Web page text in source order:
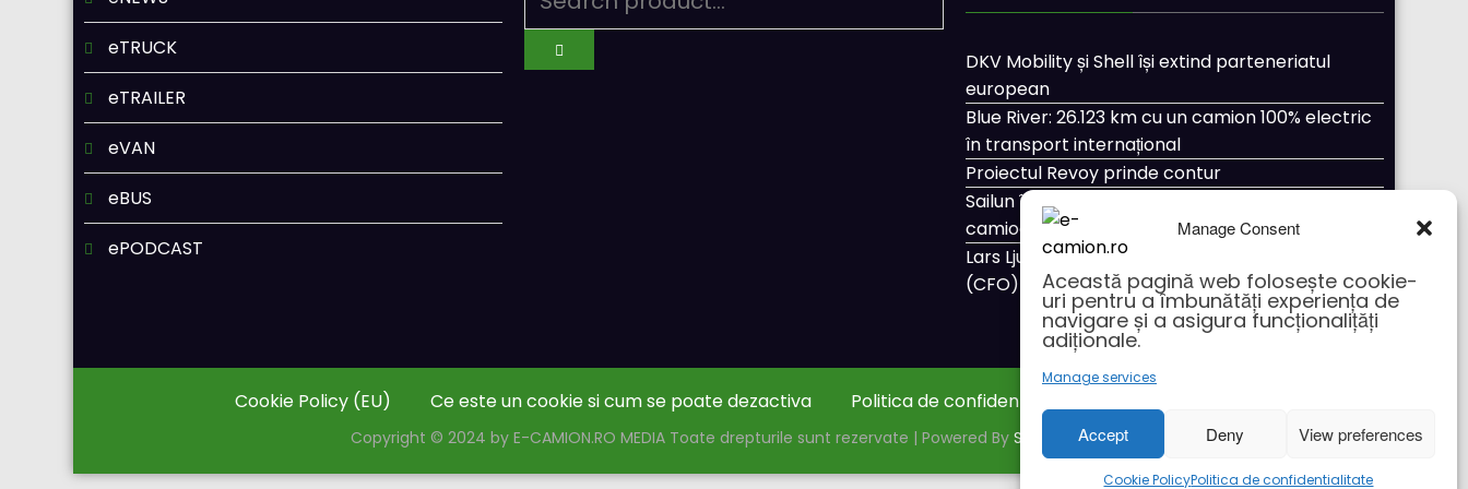
Manage Consent
Această pagină web folosește cookie-
uri pentru a îmbunătăți experiența de
navigare și a asigura funcționalițăți
adiționale.
Manage services
Accept Deny View preferences
Cookie PolicyPolitica de confidentialitate
eTRUCK
eTRAILER
eVAN
eBUS
ePODCAST
DKV Mobility și Shell își extind parteneriatul
european
Blue River: 26.123 km cu un camion 100% electric
în transport internațional
Proiectul Revoy prinde contur
Sailun își extinde gama de anvelope pentru
camioane
Lars Ljungström a fost numit director general
(CFO) pentru cellcentric
Cookie Policy (EU) Ce este un cookie si cum se poate dezactiva Politica de confidentialitate
Copyright © 2024 by E-CAMION.RO MEDIA Toate drepturile sunt rezervate | Powered By SpiceThemes